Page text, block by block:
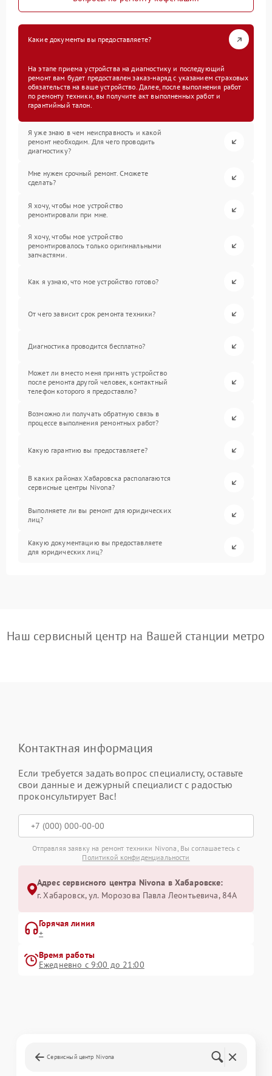
Какие документы вы предоставляете?
На этапе приема устройства на диагностику и последующий
ремонт вам будет предоставлен заказ-наряд с указанием страховых
обязательств на ваше устройство. Далее, после выполнения работ
по ремонту техники, вы получите акт выполненных работ и
гарантийный талон.
Я уже знаю в чем неисправность и какой
ремонт необходим. Для чего проводить
диагностику?
Мне нужен срочный ремонт. Сможете
сделать?
Я хочу, чтобы мое устройство
ремонтировали при мне.
Я хочу, чтобы мое устройство
ремонтировалось только оригинальными
запчастями.
Как я узнаю, что мое устройство готово?
От чего зависит срок ремонта техники?
Диагностика проводится бесплатно?
Может ли вместо меня принять устройство
после ремонта другой человек, контактный
телефон которого я предоставлю?
Возможно ли получать обратную связь в
процессе выполнения ремонтных работ?
Какую гарантию вы предоставляете?
В каких районах Хабаровска располагаются
сервисные центры Nivona?
Выполняете ли вы ремонт для юридических
лиц?
Какую документацию вы предоставляете
для юридических лиц?
Наш сервисный центр на Вашей станции метро
Контактная информация
Если требуется задать вопрос специалисту, оставьте
свои данные и дежурный специалист с радостью
проконсультирует Вас!
Отправляя заявку на ремонт техники Nivona, Вы соглашаетесь с
Политикой конфиденциальности
Адрес сервисного центра Nivona в Хабаровске:
г. Хабаровск, ул. Морозова Павла Леонтьевича, 84А
Горячая линия
+
Время работы
Ежедневно с 9:00 до 21:00
Сервисный центр Nivona